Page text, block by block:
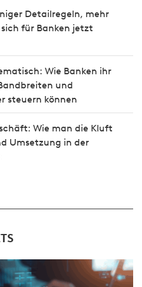
Detailregeln, mehr
für Banken jetzt
Wie Banken ihr
und
steuern können
Wie man die Kluft
Umsetzung in der